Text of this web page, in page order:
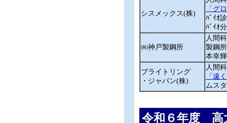
シスメックス(株)
「グ
ﾊﾞｲｵ
ﾊﾞｲｵ
㈱神戸製鋼所
人間
製鋼
本幸
ブライトリング
・ジャパン(株)
人間
「遠
ムス
令和６年度 高